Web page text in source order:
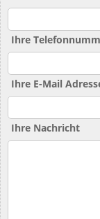
Ihre
Ihre E-Mail
Ihre Nachricht